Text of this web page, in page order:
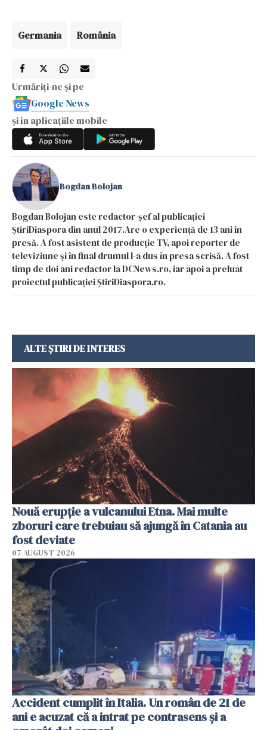
Germania România
Urmăriți-ne și pe
Google News
și în aplicațiile mobile
Bogdan Bolojan
Bogdan Bolojan este redactor-șef al publicației
ȘtiriDiaspora din anul 2017.Are o experiență de 13 ani în
presă. A fost asistent de producție TV, apoi reporter de
televiziune și în final drumul l-a dus în presa scrisă. A fost
timp de doi ani redactor la DCNews.ro, iar apoi a preluat
proiectul publicației ȘtiriDiaspora.ro.
ALTE ȘTIRI DE INTERES
Nouă erupție a vulcanului Etna. Mai multe
zboruri care trebuiau să ajungă în Catania au
fost deviate
07 AUGUST 2026
Accident cumplit în Italia. Un român de 21 de
ani e acuzat că a intrat pe contrasens și a